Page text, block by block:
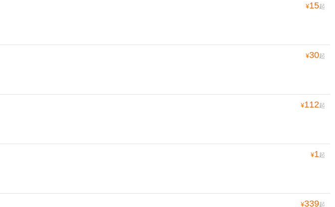
¥15起
¥30起
¥112起
¥1起
¥339起